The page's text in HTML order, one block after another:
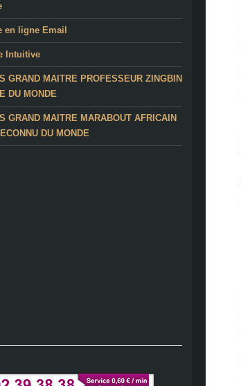
en ligne Email
Intuitive
GRAND MAITRE PROFESSEUR ZINGBIN
DU MONDE
GRAND MAITRE MARABOUT AFRICAIN
DU MONDE